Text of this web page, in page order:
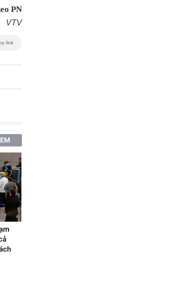
PN
VTV
link